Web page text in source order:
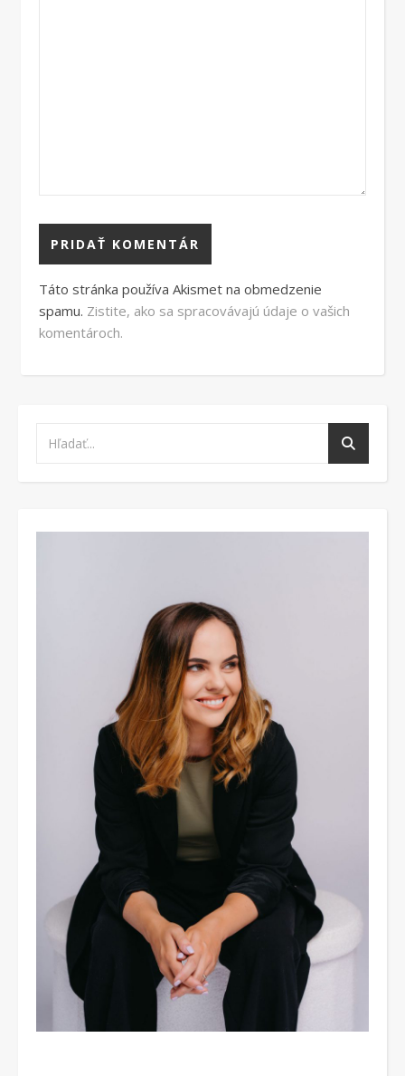
Táto stránka používa Akismet na obmedzenie
spamu. Zistite, ako sa spracovávajú údaje o vašich
komentároch.